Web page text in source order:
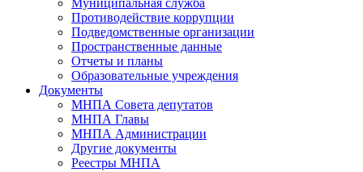
Муниципальная служба
Противодействие коррупции
Подведомственные организации
Пространственные данные
Отчеты и планы
Образовательные учреждения
Документы
МНПА Совета депутатов
МНПА Главы
МНПА Администрации
Другие документы
Реестры МНПА